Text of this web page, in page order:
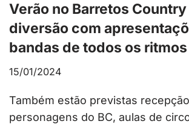
Verão no Barretos
diversão com
bandas de todos os ritmos
15/01/2024
Também estão previstas
personagens do BC, aulas de